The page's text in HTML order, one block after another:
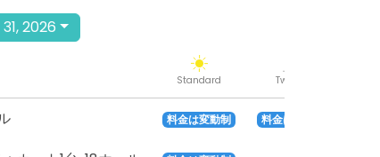
2026
Standard Twilight
料金は変動制 料金は変動制